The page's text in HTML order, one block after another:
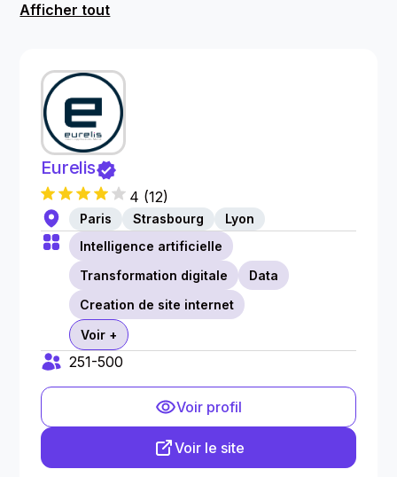
Afficher tout
Eurelis
4 (12)
Paris Strasbourg
Lyon
Intelligence artificielle
Transformation digitale
Data
Creation de site internet
Voir +
251-500
Voir profil
Voir le site